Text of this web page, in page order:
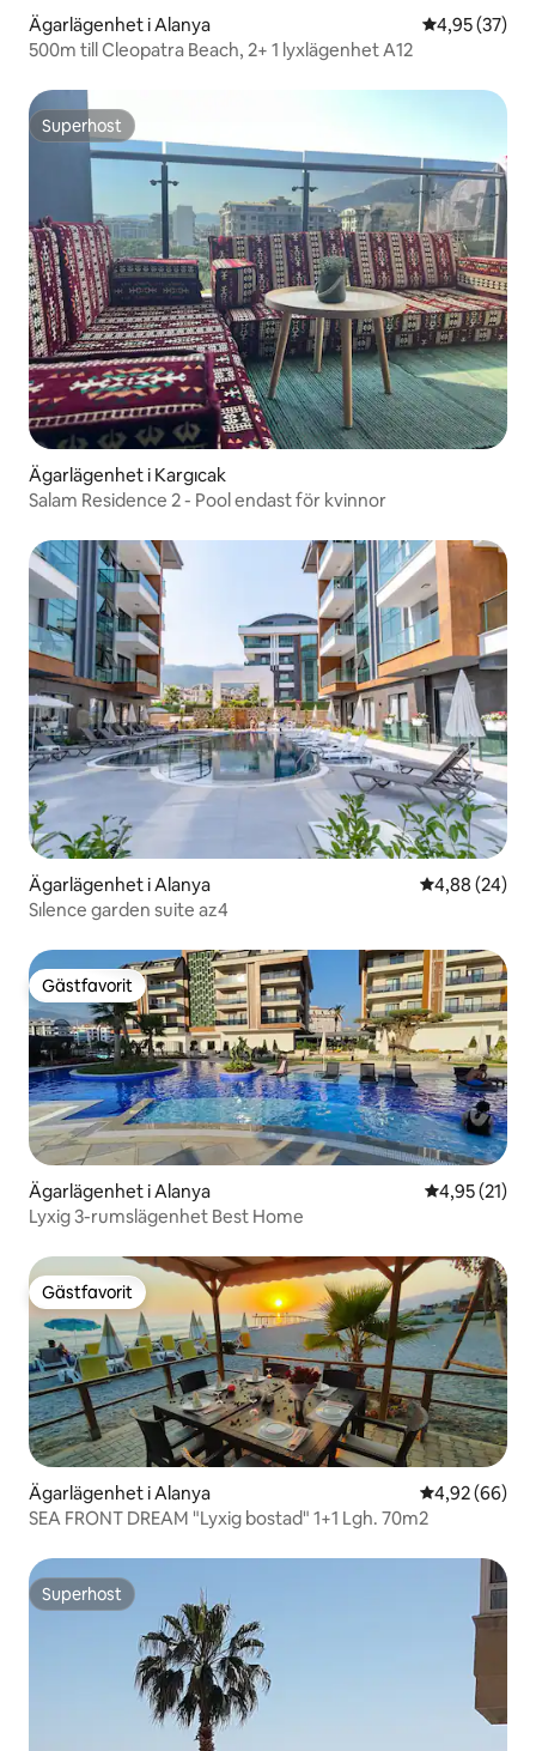
Ägarlägenhet i Alanya 4,95 av 5 i
4,95 (37)
500m till Cleopatra Beach, 2+ 1 lyxlägenhet A12
Superhost
Superhost
Ägarlägenhet i Kargıcak
Salam Residence 2 - Pool endast för kvinnor
Ägarlägenhet i Alanya 4,88 av 5 i
4,88 (24)
Sılence garden suite az4
Gästfavorit
Gästfavorit
Ägarlägenhet i Alanya 4,95 av 5 i
4,95 (21)
Lyxig 3-rumslägenhet Best Home
Gästfavorit
Gästfavorit
Ägarlägenhet i Alanya 4,92 av 5 i
4,92 (66)
SEA FRONT DREAM "Lyxig bostad" 1+1 Lgh. 70m2
Superhost
Superhost